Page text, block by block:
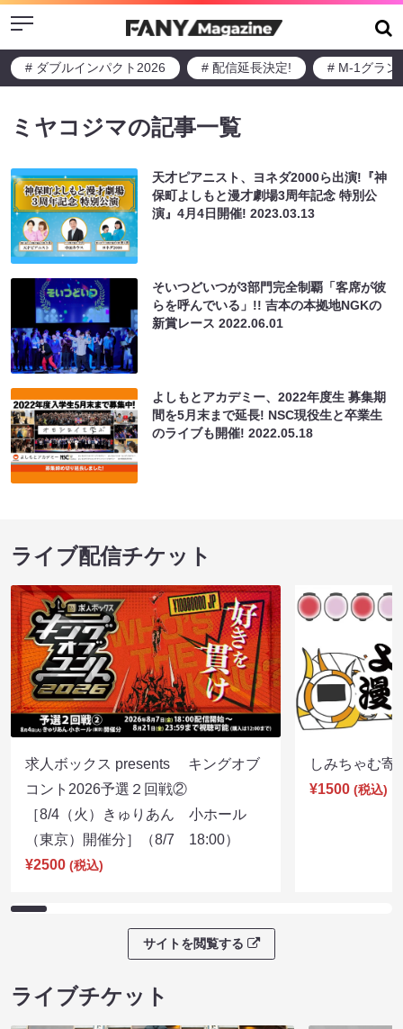
Menu
# ダブルインパクト2026 # 配信延長決定! # M-1グラン
ミヤコジマの記事一覧
天才ピアニスト、ヨネダ2000ら出演!『神
保町よしもと漫才劇場3周年記念 特別公
演』4月4日開催!2023.03.13
そいつどいつが3部門完全制覇「客席が彼
らを呼んでいる」!! 吉本の本拠地NGKの
新賞レース2022.06.01
よしもとアカデミー、2022年度生 募集期
間を5月末まで延長! NSC現役生と卒業生
のライブも開催!2022.05.18
ライブ配信チケット
求人ボックス presents キングオブ
コント2026予選２回戦②
［8/4（火）きゅりあん 小ホール
（東京）開催分］（8/7 18:00）
¥2500 (税込)
しみちゃむ
¥1500 (税込)
サイトを閲覧する
ライブチケット